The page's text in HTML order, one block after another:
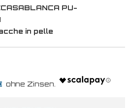
PU-
in pelle